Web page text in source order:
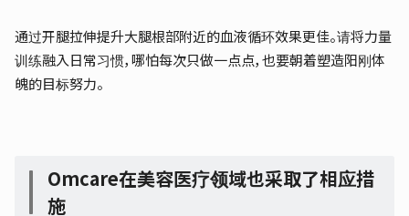
通过开腿拉伸提升大腿根部附近的血液循环效果更佳。请将力量
训练融入日常习惯，哪怕每次只做一点点，也要朝着塑造阳刚体
魄的目标努力。
Omcare在美容医疗领域也采取了相应措
施